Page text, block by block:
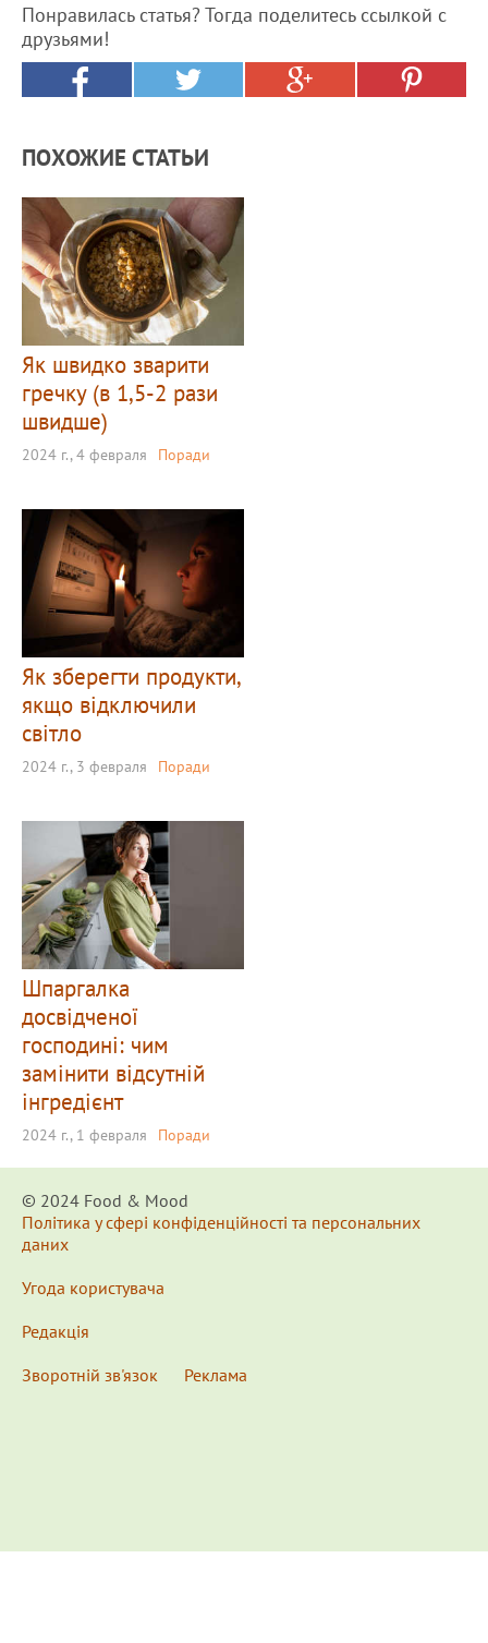
Понравилась статья? Тогда поделитесь ссылкой с
друзьями!
ПОХОЖИЕ СТАТЬИ
Як швидко зварити
гречку (в 1,5-2 рази
швидше)
2024 г., 4 февраля Поради
Як зберегти продукти,
якщо відключили
світло
2024 г., 3 февраля Поради
Шпаргалка
досвідченої
господині: чим
замінити відсутній
інгредієнт
2024 г., 1 февраля Поради
© 2024 Food & Мood
Політика у сфері конфіденційності та персональних
даних
Угода користувача
Редакція
Зворотній зв'язок
Реклама